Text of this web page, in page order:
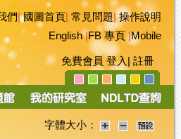
們|國圖首頁 常見問題|操作說明
English|FB 專頁|Mobile
免費會員 登入 註冊
字體大小：